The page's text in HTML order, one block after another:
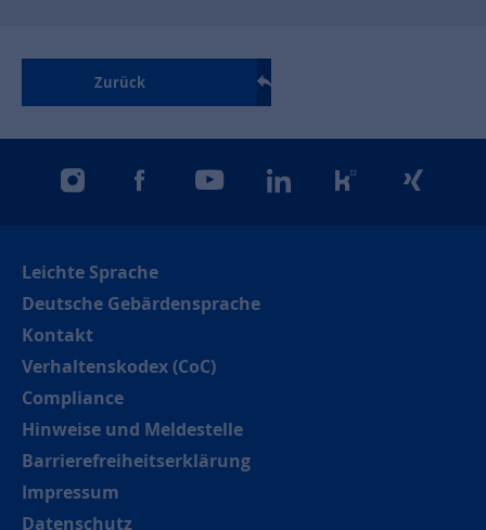
Zurück
instagramfacebookyoutubelinkedinkununuxing
Leichte Sprache
Deutsche Gebärdensprache
Kontakt
Verhaltenskodex (CoC)
Compliance
Hinweise und Meldestelle
Barrierefreiheitserklärung
Impressum
Datenschutz